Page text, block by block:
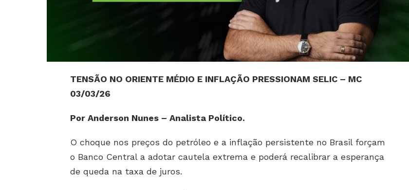
TENSÃO NO ORIENTE MÉDIO E INFLAÇÃO PRESSIONAM SELIC – MC
03/03/26
Por Anderson Nunes – Analista Político.
O choque nos preços do petróleo e a inflação persistente no Brasil forçam
o Banco Central a adotar cautela extrema e poderá recalibrar a esperança
de queda na taxa de juros.